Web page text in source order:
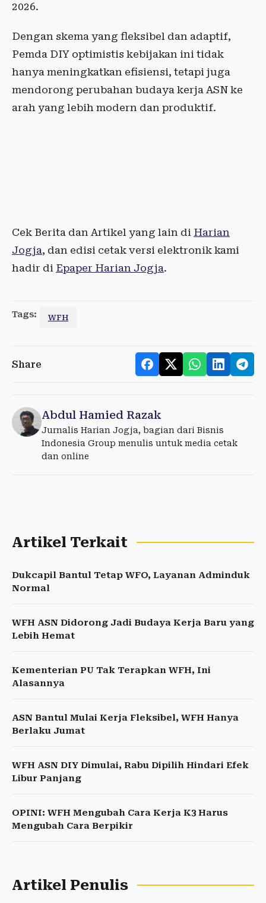
2026.
Dengan skema yang fleksibel dan adaptif,
Pemda DIY optimistis kebijakan ini tidak
hanya meningkatkan efisiensi, tetapi juga
mendorong perubahan budaya kerja ASN ke
arah yang lebih modern dan produktif.
Cek Berita dan Artikel yang lain di Harian
Jogja, dan edisi cetak versi elektronik kami
hadir di Epaper Harian Jogja.
Tags: WFH
Share
Abdul Hamied Razak
Jurnalis Harian Jogja, bagian dari Bisnis
Indonesia Group menulis untuk media cetak
dan online
Artikel Terkait
Dukcapil Bantul Tetap WFO, Layanan Adminduk
Normal
WFH ASN Didorong Jadi Budaya Kerja Baru yang
Lebih Hemat
Kementerian PU Tak Terapkan WFH, Ini
Alasannya
ASN Bantul Mulai Kerja Fleksibel, WFH Hanya
Berlaku Jumat
WFH ASN DIY Dimulai, Rabu Dipilih Hindari Efek
Libur Panjang
OPINI: WFH Mengubah Cara Kerja K3 Harus
Mengubah Cara Berpikir
Artikel Penulis